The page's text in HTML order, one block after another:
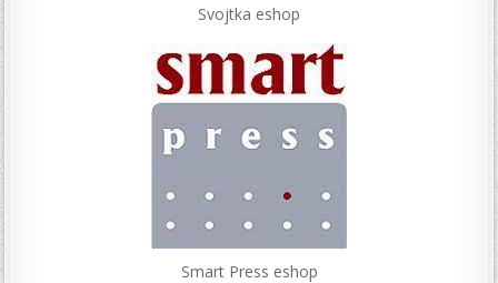
Svojtka eshop
Smart Press eshop